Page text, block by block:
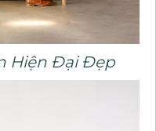
Hiện Đại Đẹp​